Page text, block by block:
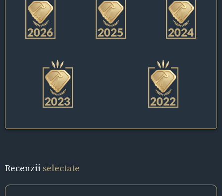
Recenzii selectate